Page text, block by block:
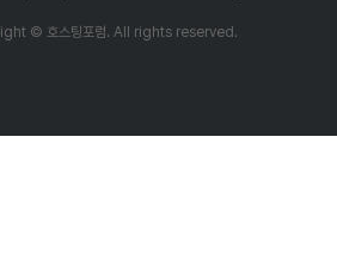
© 호스팅포럼. All rights reserved.